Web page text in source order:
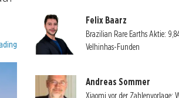
Felix Baarz
Brazilian Rare Earths Aktie:
Velhinhas-Funden
Andreas Sommer
Xiaomi vor der Zahlenvorlage: